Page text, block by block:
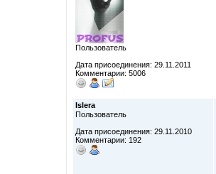
Пользователь
Дата присоединения: 29.11.2011
Комментарии: 5006
Islera
Пользователь
Дата присоединения: 29.11.2010
Комментарии: 192